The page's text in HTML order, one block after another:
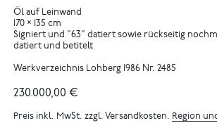
Öl auf Leinwand
170 × 135 cm
Signiert und "63" datiert sowie rückseitig
datiert und betitelt
Werkverzeichnis Lohberg 1986 Nr. 2485
230.000,00 €
Preis inkl. MwSt. zzgl. Versandkosten. Region